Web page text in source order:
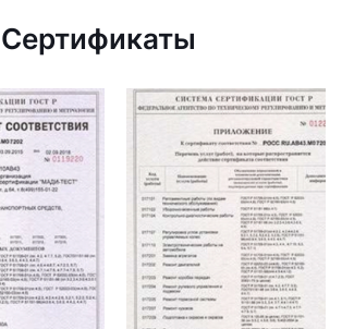
Сертификаты